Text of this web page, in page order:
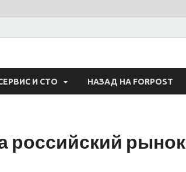
И СТО НАЗАД НА FORPOST
российский рынок